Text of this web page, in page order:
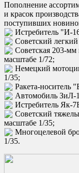
Пополнение
и красок
поступивших
Истребитель "И-
Советский
Советская 203-
масштабе 1/72;
Немецкий
1/35;
Ракета-носитель
Автомобиль ЗиЛ-
Истребитель Як-
Советский
масштабе 1/35;
Многоцелевой
1/35.